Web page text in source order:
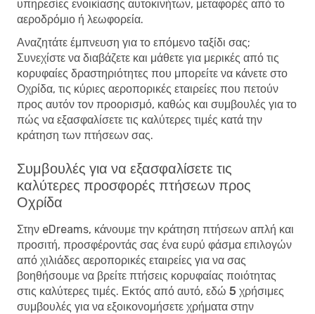
υπηρεσίες ενοικίασης αυτοκινήτων, μεταφορές από το
αεροδρόμιο ή λεωφορεία.
Αναζητάτε έμπνευση για το επόμενο ταξίδι σας;
Συνεχίστε να διαβάζετε και μάθετε για μερικές από τις
κορυφαίες δραστηριότητες που μπορείτε να κάνετε στο
Οχρίδα, τις κύριες αεροπορικές εταιρείες που πετούν
προς αυτόν τον προορισμό, καθώς και συμβουλές για το
πώς να εξασφαλίσετε τις καλύτερες τιμές κατά την
κράτηση των πτήσεων σας.
Συμβουλές για να εξασφαλίσετε τις
καλύτερες προσφορές πτήσεων προς
Οχρίδα
Στην eDreams, κάνουμε την κράτηση πτήσεων απλή και
προσιτή, προσφέροντάς σας ένα ευρύ φάσμα επιλογών
από χιλιάδες αεροπορικές εταιρείες για να σας
βοηθήσουμε να βρείτε πτήσεις κορυφαίας ποιότητας
στις καλύτερες τιμές. Εκτός από αυτό, εδώ 5 χρήσιμες
συμβουλές για να εξοικονομήσετε χρήματα στην